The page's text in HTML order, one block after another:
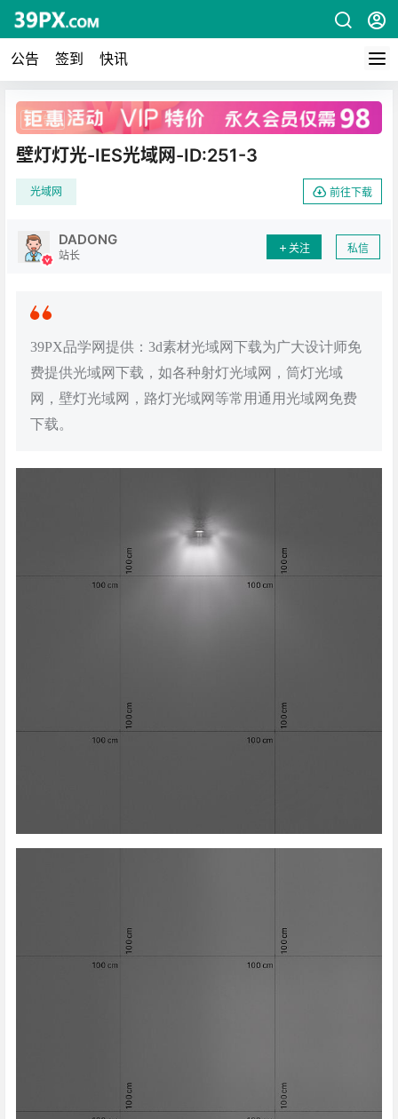
公告 签到 快讯
广告
壁灯灯光-IES光域网-ID:251-3
光域网 前往下载
DADONG
站长
关注 私信
39PX品学网提供：3d素材光域网下载为广大设计师免
费提供光域网下载，如各种射灯光域网，筒灯光域
网，壁灯光域网，路灯光域网等常用通用光域网免费
下载。